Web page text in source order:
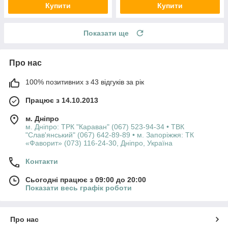
Купити Купити
Показати ще
Про нас
100% позитивних з 43 відгуків за рік
Працює з 14.10.2013
м. Дніпро
м. Дніпро: ТРК "Караван" (067) 523-94-34 • ТВК
"Слав'янський" (067) 642-89-89 • м. Запоріжжя: ТК
«Фаворит» (073) 116-24-30, Дніпро, Україна
Контакти
Сьогодні працює з 09:00 до 20:00
Показати весь графік роботи
Про нас